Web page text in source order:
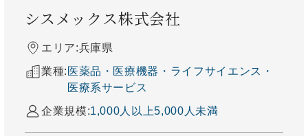
シスメックス株式会社
エリア:兵庫県
業種: 医薬品・医療機器・ライフサイエンス・
医療系サービス​
企業規模:1,000人以上5,000人未満